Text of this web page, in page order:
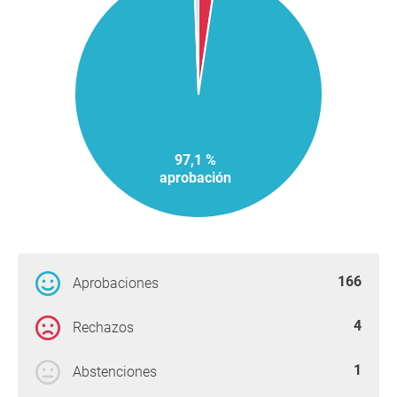
97,1 %
aprobación
Aprobaciones 166
Rechazos 4
Abstenciones 1